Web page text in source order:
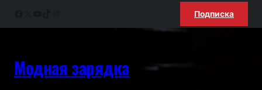
Подписка
Модная зарядка